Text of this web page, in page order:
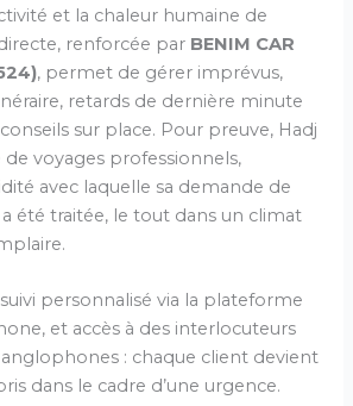
et la chaleur humaine de
renforcée par BENIM CAR
, permet de gérer imprévus,
retards de dernière minute
sur place. Pour preuve, Hadj
voyages professionnels,
avec laquelle sa demande de
été traitée, le tout dans un climat
personnalisé via la plateforme
et accès à des interlocuteurs
: chaque client devient
dans le cadre d’une urgence.